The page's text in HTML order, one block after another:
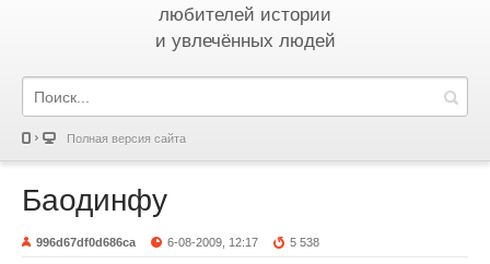
любителей истории
и увлечённых людей
Полная версия сайта
Баодинфу
996d67df0d686ca 6-08-2009, 12:17 5 538